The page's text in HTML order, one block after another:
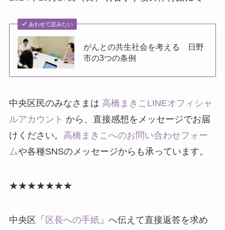
あわせて読みたい
がんとの共生社会を考える 日野
市の3つの条例
中央区民のみなさまは 高橋まきこLINEオフィシャ
ルアカウント から、直接感想をメッセージでお届
けください。 高橋まきこへのお問い合わせフォー
ムや各種SNSのメッセージからも承っています。
★★★★★★★
中央区「 区長への手紙」へ伝えて直接返答を求め